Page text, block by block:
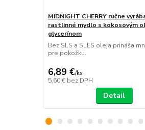
MIDNIGHT CHERRY ručne
rastlinné mydlo s kokosovým
glycerínom
Bez SLS a SLES oleja prináša
pre pokožku.
6,89 €/ks
5,60 € bez DPH
Detail